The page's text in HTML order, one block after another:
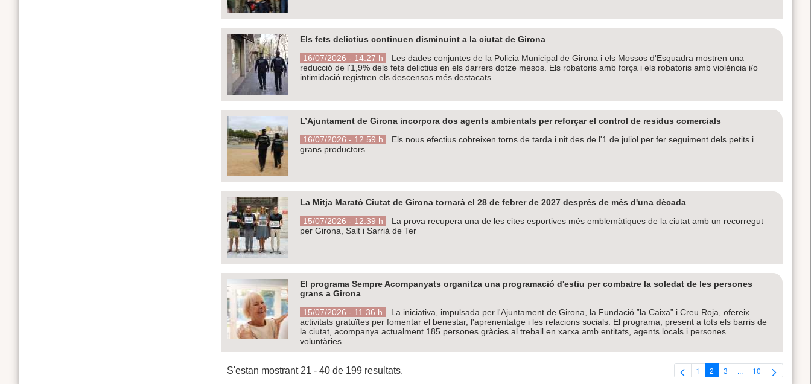
Els fets delictius continuen disminuint a la ciutat de Girona
16/07/2026 - 14.27 h
Les dades conjuntes de la Policia Municipal de Girona i els Mossos d'Esquadra mostren una
reducció de l'1,9% dels fets delictius en els darrers dotze mesos. Els robatoris amb força i els robatoris amb violència i/o
intimidació registren els descensos més destacats
L’Ajuntament de Girona incorpora dos agents ambientals per reforçar el control de residus comercials
16/07/2026 - 12.59 h
Els nous efectius cobreixen torns de tarda i nit des de l'1 de juliol per fer seguiment dels petits i
grans productors
La Mitja Marató Ciutat de Girona tornarà el 28 de febrer de 2027 després de més d'una dècada
15/07/2026 - 12.39 h
La prova recupera una de les cites esportives més emblemàtiques de la ciutat amb un recorregut
per Girona, Salt i Sarrià de Ter
El programa Sempre Acompanyats organitza una programació d'estiu per combatre la soledat de les persones
grans a Girona
15/07/2026 - 11.36 h
La iniciativa, impulsada per l'Ajuntament de Girona, la Fundació ”la Caixa” i Creu Roja, ofereix
activitats gratuïtes per fomentar el benestar, l'aprenentatge i les relacions socials. El programa, present a tots els barris de
la ciutat, acompanya actualment 185 persones gràcies al treball en xarxa amb entitats, agents locals i persones
voluntàries
S'estan mostrant 21 - 40 de 199 resultats. Pàgina
1 Pàgina
2 Pàgina
3 ...Pàgines intermèdies
Pàgina
10